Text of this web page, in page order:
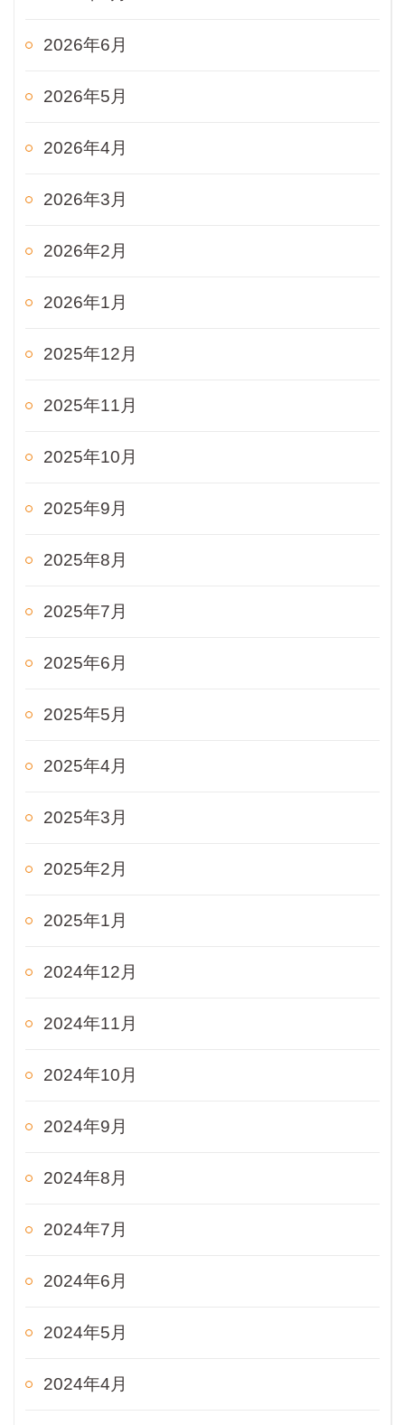
2026年6月
2026年5月
2026年4月
2026年3月
2026年2月
2026年1月
2025年12月
2025年11月
2025年10月
2025年9月
2025年8月
2025年7月
2025年6月
2025年5月
2025年4月
2025年3月
2025年2月
2025年1月
2024年12月
2024年11月
2024年10月
2024年9月
2024年8月
2024年7月
2024年6月
2024年5月
2024年4月